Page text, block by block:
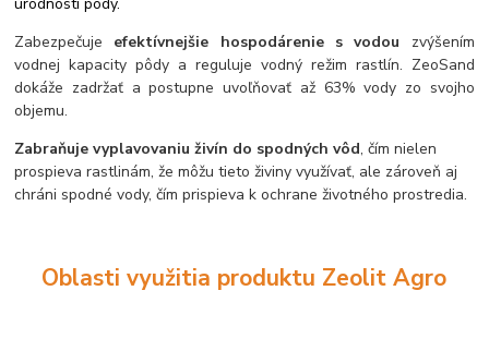
úrodnosti pôdy.
Zabezpečuje efektívnejšie hospodárenie s vodou zvýšením
vodnej kapacity pôdy a reguluje vodný režim rastlín. ZeoSand
dokáže zadržať a postupne uvoľňovať až 63% vody zo svojho
objemu.
Zabraňuje vyplavovaniu živín do spodných vôd, čím nielen
prospieva rastlinám, že môžu tieto živiny využívať, ale zároveň aj
chráni spodné vody, čím prispieva k ochrane životného prostredia.
Oblasti využitia produktu Zeolit Agro